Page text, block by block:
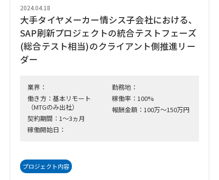
2024.04.18
大手タイヤメーカー情シス子会社における、
SAP刷新プロジェクトの統合テストフェーズ
(総合テスト相当)のクライアント側推進リー
ダー
業界：
働き方：基本リモート
（MTGのみ出社）
契約期間：1～3ヵ月
稼働開始日：
勤務地：
稼働率：100%
報酬金額：100万～150万円
プロジェクト内容